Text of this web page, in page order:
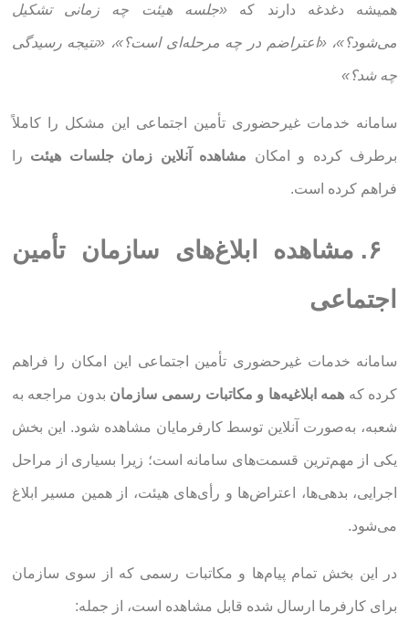
همیشه دغدغه دارند که «جلسه هیئت چه زمانی تشکیل
می‌شود؟»، «اعتراضم در چه مرحله‌ای است؟»، «نتیجه رسیدگی
چه شد؟»
سامانه خدمات غیرحضوری تأمین اجتماعی این مشکل را کاملاً
برطرف کرده و امکان مشاهده آنلاین زمان جلسات هیئت را
فراهم کرده است.
۶. مشاهده ابلاغ‌های سازمان تأمین
اجتماعی
سامانه خدمات غیرحضوری تأمین اجتماعی این امکان را فراهم
کرده که همه ابلاغیه‌ها و مکاتبات رسمی سازمان بدون مراجعه به
شعبه، به‌صورت آنلاین توسط کارفرمایان مشاهده شود. این بخش
یکی از مهم‌ترین قسمت‌های سامانه است؛ زیرا بسیاری از مراحل
اجرایی، بدهی‌ها، اعتراض‌ها و رأی‌های هیئت، از همین مسیر ابلاغ
می‌شود.
در این بخش تمام پیام‌ها و مکاتبات رسمی که از سوی سازمان
برای کارفرما ارسال شده قابل مشاهده است، از جمله: